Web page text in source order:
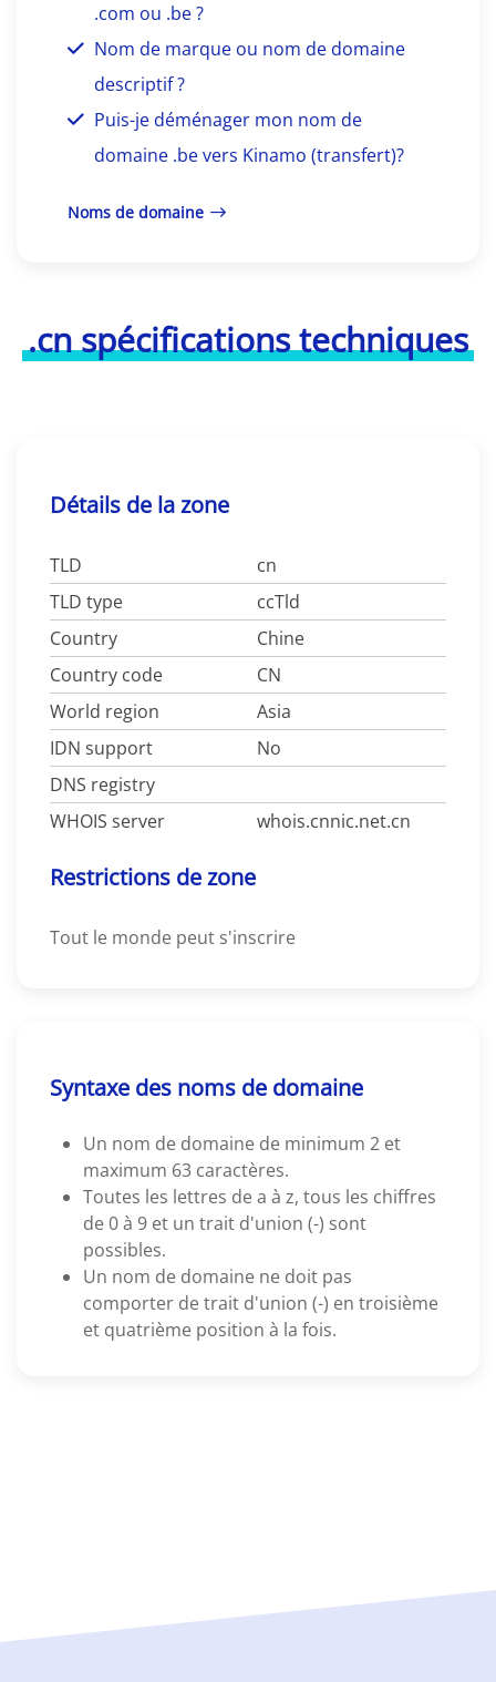
.com ou .be ?
Nom de marque ou nom de domaine
descriptif ?
Puis-je déménager mon nom de
domaine .be vers Kinamo (transfert)?
Noms de domaine
.cn spécifications techniques
Détails de la zone
TLD
cn
TLD type
ccTld
Country
Chine
Country code
CN
World region
Asia
IDN support
No
DNS registry
WHOIS server
whois.cnnic.net.cn
Restrictions de zone
Tout le monde peut s'inscrire
Syntaxe des noms de domaine
Un nom de domaine de minimum 2 et
maximum 63 caractères.
Toutes les lettres de a à z, tous les chiffres
de 0 à 9 et un trait d'union (-) sont
possibles.
Un nom de domaine ne doit pas
comporter de trait d'union (-) en troisième
et quatrième position à la fois.